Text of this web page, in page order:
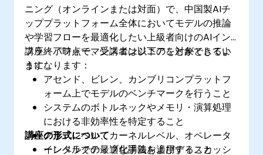
ニング（オンラインまたは対面）で、中国製AIチ
ッププラットフォーム全体においてモデルの推論
や学習フローを最適化したい上級者向けのAIイン
フラ・パフォーマンスエンジニアを対象としてい
ます。
講座終了時点で、受講者は以下のことができるよ
うになります：
アセンド、ビレン、カンブリコンプラットフ
ォーム上でモデルのベンチマークを行うこと
システムのボトルネックやメモリ・演算処理
における非効率性を特定すること
グラフレベル、カーネルレベル、オペレータ
ーレベルでの最適化手法を適用すること
講座の形式について
インタラクティブな講義およびディスカッシ